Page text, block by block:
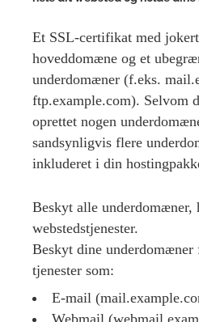
Et SSL-certifikat med
hoveddomæne og et
underdomæner (f.eks.
ftp.example.com). Selvom
oprettet nogen
sandsynligvis flere
inkluderet i din
Beskyt alle underdomæner,
webstedstjenester.
Beskyt dine
tjenester som:
E-mail